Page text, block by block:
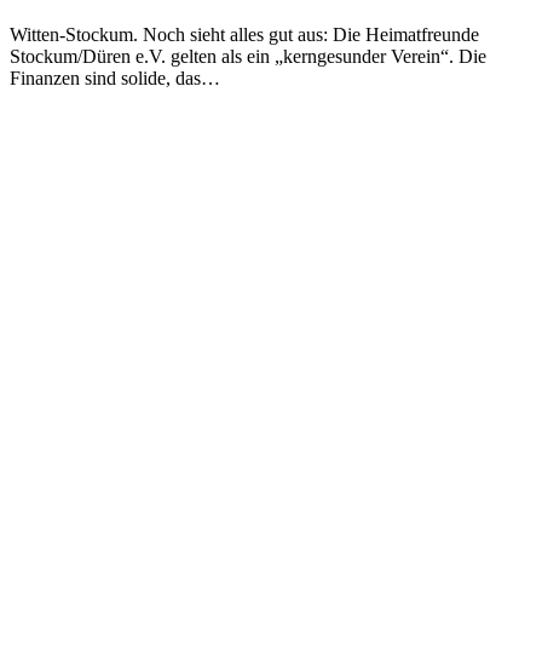
Witten-Stockum. Noch sieht alles gut aus: Die Heimatfreunde
Stockum/Düren e.V. gelten als ein „kerngesunder Verein“. Die
Finanzen sind solide, das…